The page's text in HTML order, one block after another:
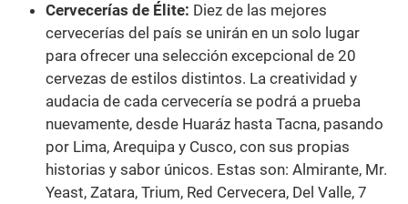
Cervecerías de Élite: Diez de las mejores
cervecerías del país se unirán en un solo lugar
para ofrecer una selección excepcional de 20
cervezas de estilos distintos. La creatividad y
audacia de cada cervecería se podrá a prueba
nuevamente, desde Huaráz hasta Tacna, pasando
por Lima, Arequipa y Cusco, con sus propias
historias y sabor únicos. Estas son: Almirante, Mr.
Yeast, Zatara, Trium, Red Cervecera, Del Valle, 7